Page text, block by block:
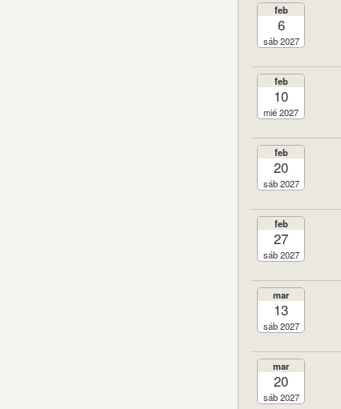
feb
6
sáb 2027
feb
10
mié 2027
feb
20
sáb 2027
feb
27
sáb 2027
mar
13
sáb 2027
mar
20
sáb 2027